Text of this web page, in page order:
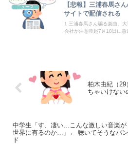
39独身女性ってもう人生詰んでん
ニュース
【悲報】三浦春馬さ
サイトで配信される
1 三浦春馬さん騙る楽曲、
会社が注意喚起7月18日に急
柏木由紀（29
ちゃいけない
中学生「す、凄い…こんな激しい音楽が
世界に有るのか…」← 聴いてそうなバン
ド